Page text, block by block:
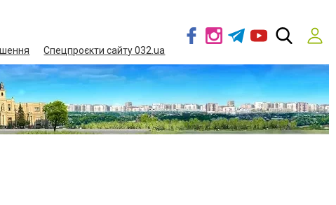
Спецпроєкти сайту 032.ua